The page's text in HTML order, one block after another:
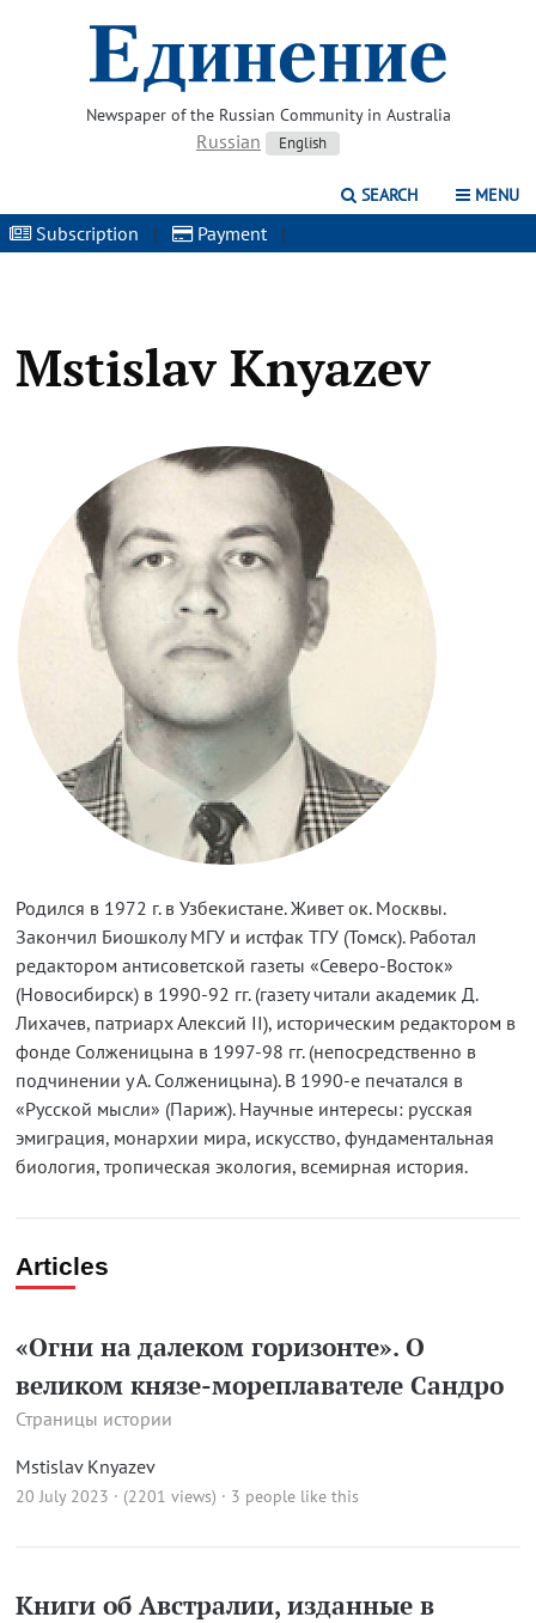
Newspaper of the Russian Community in Australia
Russian English
SEARCH MENU
Subscription | Payment |
Mstislav Knyazev
Родился в 1972 г. в Узбекистане. Живет ок. Москвы.
Закончил Биошколу МГУ и истфак ТГУ (Томск). Работал
редактором антисоветской газеты «Северо-Восток»
(Новосибирск) в 1990-92 гг. (газету читали академик Д.
Лихачев, патриарх Алексий II), историческим редактором в
фонде Солженицына в 1997-98 гг. (непосредственно в
подчинении у А. Солженицына). В 1990-е печатался в
«Русской мысли» (Париж). Научные интересы: русская
эмиграция, монархии мира, искусство, фундаментальная
биология, тропическая экология, всемирная история.
Articles
«Огни на далеком горизонте». О
великом князе-мореплавателе Сандро
Страницы истории
Mstislav Knyazev
20 July 2023 · (2201 views) · 3 people like this
Книги об Австралии, изданные в